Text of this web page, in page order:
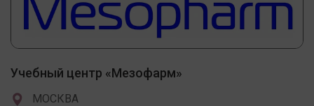
Учебный центр «Мезофарм»
МОСКВА